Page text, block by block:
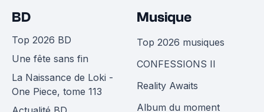
BD
Top 2026 BD
Une fête sans fin
La Naissance de Loki -
One Piece, tome 113
Musique
Top 2026 musiques
CONFESSIONS II
Reality Awaits
Album du moment